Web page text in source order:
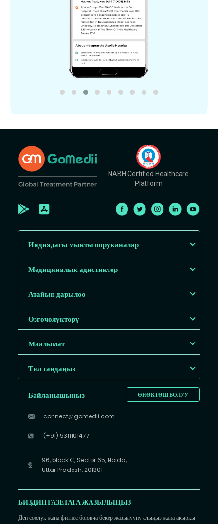
NABH Certified Healthcare
Platform
Индиядагы мыкты ооруканалар
Медициналык адистиктер
Атайын дарылоо
Өзгөчөлүктөрү
Маалымат
Тил тандаңыз
ӨНӨКТӨШ БОЛУУ
Байланышыңыз
connect@gomedii.com
(+91) 9311101477
96, block C, Sector 65, Noida,
Uttar Pradesh, 201301
БИЗДИН ГАЗЕТАГА ЖАЗЫЛЫҢЫЗ
Ден соолук жана фитнес боюнча бекер жазылууну алыңыз жана акыркы